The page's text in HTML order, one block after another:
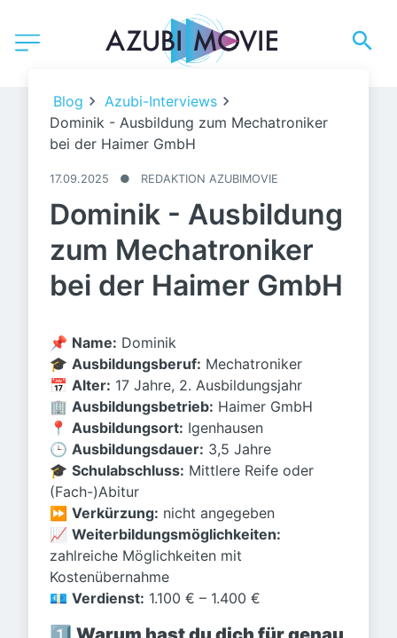
Blog
Azubi-Interviews
Dominik - Ausbildung zum Mechatroniker
bei der Haimer GmbH
17.09.2025 ● REDAKTION AZUBIMOVIE
Dominik - Ausbildung
zum Mechatroniker
bei der Haimer GmbH
📌 Name: Dominik
🎓 Ausbildungsberuf: Mechatroniker
📅 Alter: 17 Jahre, 2. Ausbildungsjahr
🏢 Ausbildungsbetrieb: Haimer GmbH
📍 Ausbildungsort: Igenhausen
🕒 Ausbildungsdauer: 3,5 Jahre
🎓 Schulabschluss: Mittlere Reife oder
(Fach-)Abitur
⏩ Verkürzung: nicht angegeben
📈 Weiterbildungsmöglichkeiten:
zahlreiche Möglichkeiten mit
Kostenübernahme
💶 Verdienst: 1.100 € – 1.400 €